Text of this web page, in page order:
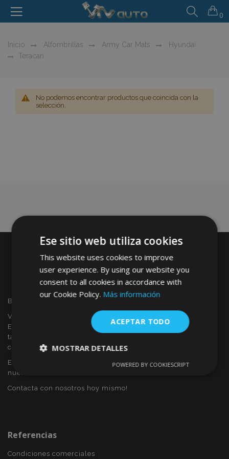
0
Inicio Alfombrillas Army Car Mats
Hyundai
Teracan
No podemos encontrar productos que coincida con la
selección.
Bienvenido a VTVAUTO
VTVAUTO es distribuidor y proveedor al por mayor en
Europa, de accesorios de automóvil, tales como:
tapacubos, derivabrisas, fundas para asientos, alfombrillas,
cubiertas cromadas, marcos, etc.
Eres interesado en dropshipping o deseas convertirte en
nuestro socio?
Contacta con nosotros hoy mismo!
Referencias
Condiciones comerciales
Ese sitio web utiliza cookies
This website uses cookies to improve
user experience. By using our website you
consent to all cookies in accordance with
our Cookie Policy. Más información
ACEPTAR TODO
MOSTRAR DETALLES
necesarias
Cookies de
preferencias
POWERED BY COOKIESCRIPT